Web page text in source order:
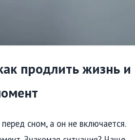
продлить жизнь и
сном, а он не включается.